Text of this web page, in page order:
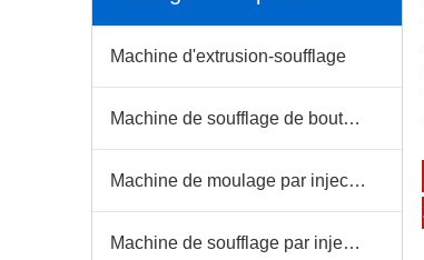
Machine d'extrusion-soufflage
Machine de soufflage de bouteilles pour animaux de compagnie
Machine de moulage par injection
Machine de soufflage par injection